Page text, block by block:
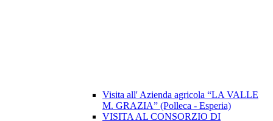
Visita all' Azienda agricola “LA VALLE
M. GRAZIA” (Polleca - Esperia)
VISITA AL CONSORZIO DI